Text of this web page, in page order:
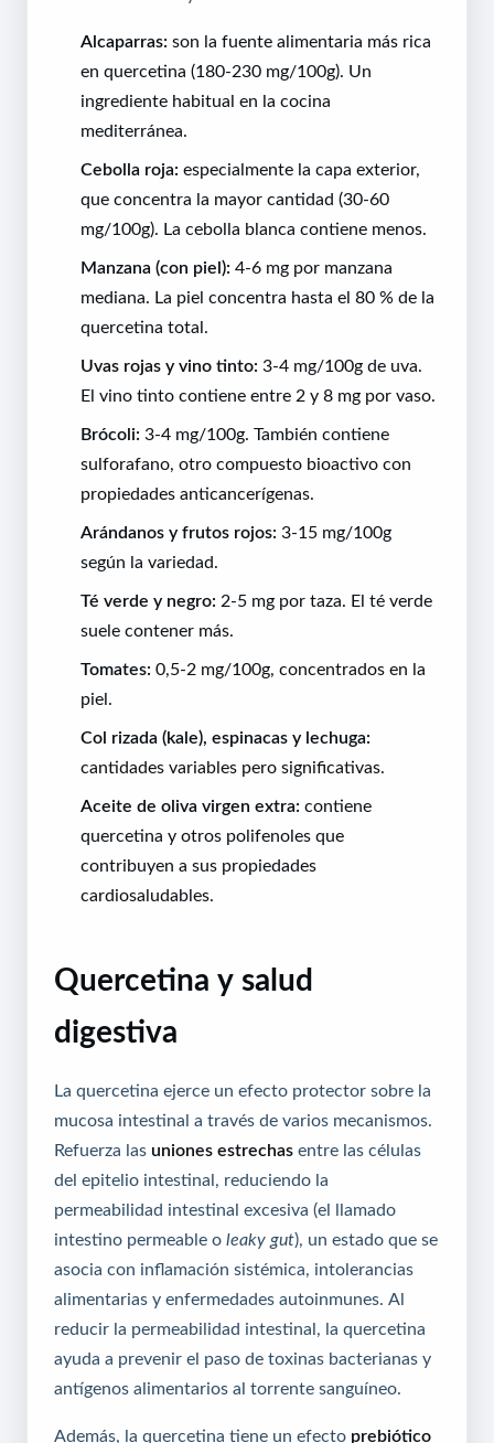
Alcaparras: son la fuente alimentaria más rica
en quercetina (180-230 mg/100g). Un
ingrediente habitual en la cocina
mediterránea.
Cebolla roja: especialmente la capa exterior,
que concentra la mayor cantidad (30-60
mg/100g). La cebolla blanca contiene menos.
Manzana (con piel): 4-6 mg por manzana
mediana. La piel concentra hasta el 80 % de la
quercetina total.
Uvas rojas y vino tinto: 3-4 mg/100g de uva.
El vino tinto contiene entre 2 y 8 mg por vaso.
Brócoli: 3-4 mg/100g. También contiene
sulforafano, otro compuesto bioactivo con
propiedades anticancerígenas.
Arándanos y frutos rojos: 3-15 mg/100g
según la variedad.
Té verde y negro: 2-5 mg por taza. El té verde
suele contener más.
Tomates: 0,5-2 mg/100g, concentrados en la
piel.
Col rizada (kale), espinacas y lechuga:
cantidades variables pero significativas.
Aceite de oliva virgen extra: contiene
quercetina y otros polifenoles que
contribuyen a sus propiedades
cardiosaludables.
Quercetina y salud
digestiva
La quercetina ejerce un efecto protector sobre la
mucosa intestinal a través de varios mecanismos.
Refuerza las uniones estrechas entre las células
del epitelio intestinal, reduciendo la
permeabilidad intestinal excesiva (el llamado
intestino permeable o leaky gut), un estado que se
asocia con inflamación sistémica, intolerancias
alimentarias y enfermedades autoinmunes. Al
reducir la permeabilidad intestinal, la quercetina
ayuda a prevenir el paso de toxinas bacterianas y
antígenos alimentarios al torrente sanguíneo.
Además, la quercetina tiene un efecto prebiótico